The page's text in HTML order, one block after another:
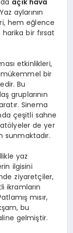
açık hava
aylarının
hem eğlence
bir fırsat
etkinlikleri,
bir
Bu
gruplarının
Sinema
çeşitli sahne
atölyeler de yer
sunmaktadır.
yaz
ilgisini
ziyaretçiler,
ikramların
mısır,
bu
gelmiştir.